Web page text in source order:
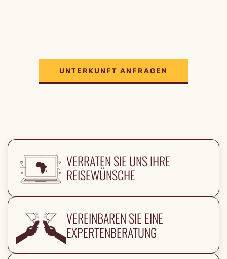
UNTERKUNFT ANFRAGEN
VERRATEN SIE UNS IHRE
REISEWÜNSCHE
VEREINBAREN SIE EINE
EXPERTENBERATUNG